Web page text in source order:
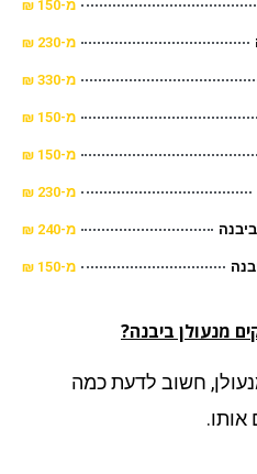
מ-150 ₪
מ-230 ₪
מ-330 ₪
מ-150 ₪
מ-150 ₪
מ-230 ₪
מ-240 ₪
מ-150 ₪
ביבנה?
חשוב לדעת כמה